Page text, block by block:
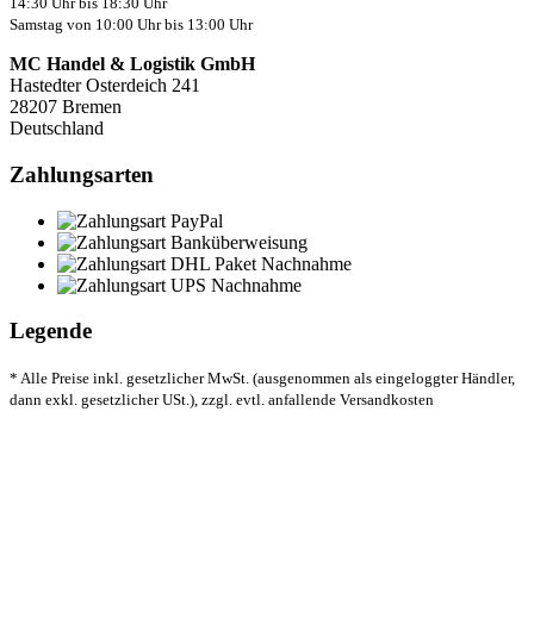
Samstag von 10:00 Uhr bis 13:00 Uhr
MC Handel & Logistik GmbH
Hastedter Osterdeich 241
28207 Bremen
Deutschland
Zahlungsarten
Legende
* Alle Preise inkl. gesetzlicher MwSt. (ausgenommen als eingeloggter Händler,
dann exkl. gesetzlicher USt.), zzgl. evtl. anfallende Versandkosten